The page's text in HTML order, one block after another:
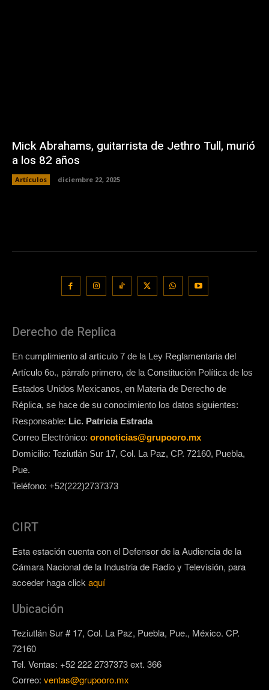
Mick Abrahams, guitarrista de Jethro Tull, murió
a los 82 años
Artículos diciembre 22, 2025
Derecho de Replica
En cumplimiento al artículo 7 de la Ley Reglamentaria del
Artículo 6o., párrafo primero, de la Constitución Política de los
Estados Unidos Mexicanos, en Materia de Derecho de
Réplica, se hace de su conocimiento los datos siguientes:
Responsable: Lic. Patricia Estrada
Correo Electrónico: oronoticias@grupooro.mx
Domicilio: Teziutlán Sur 17, Col. La Paz, CP. 72160, Puebla,
Pue.
Teléfono: +52(222)2737373
CIRT
Esta estación cuenta con el Defensor de la Audiencia de la
Cámara Nacional de la Industria de Radio y Televisión, para
acceder haga click aquí
Ubicación
Teziutlán Sur # 17, Col. La Paz, Puebla, Pue., México. CP.
72160
Tel. Ventas: +52 222 2737373 ext. 366
Correo: ventas@grupooro.mx